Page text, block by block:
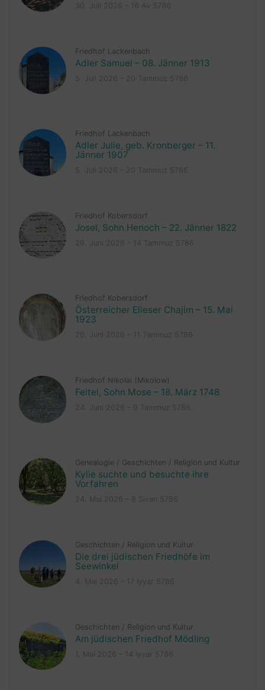
Friedhof Lackenbach
Adler Samuel – 08. Jänner 1913
Friedhof Lackenbach
Adler Julie, geb. Kronberger – 11.
Jänner 1907
Friedhof Kobersdorf
Josel, Sohn Henoch – 22. Jänner 1822
Friedhof Kobersdorf
Österreicher Elieser Chajim – 15. Mai
1923
Friedhof Nikolai (Mikolow)
Feitel, Sohn Mose – 18. März 1748
Genealogie / Geschichten / Religion und Kultur
Kylie suchte und besuchte ihre
Vorfahren
Geschichten / Religion und Kultur
Die drei jüdischen Friedhöfe im
Seewinkel
Geschichten / Religion und Kultur
Am jüdischen Friedhof Mödling